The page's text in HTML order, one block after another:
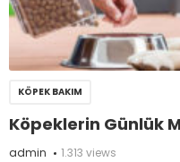
KÖPEK BAKIM
Köpeklerin Günlük
admin 1.313 views